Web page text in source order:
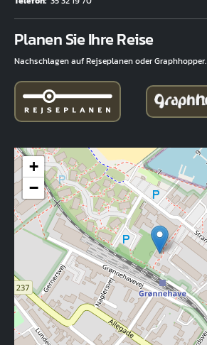
Planen Sie Ihre Reise
Nachschlagen auf Rejseplanen oder Graphhopper.
+
−